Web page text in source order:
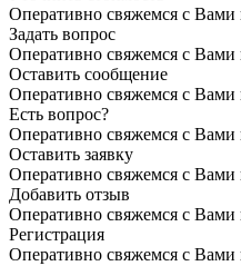
Оперативно свяжемся с Вами
Задать вопрос
Оперативно свяжемся с Вами
Оставить сообщение
Оперативно свяжемся с Вами
Есть вопрос?
Оперативно свяжемся с Вами
Оставить заявку
Оперативно свяжемся с Вами
Добавить отзыв
Оперативно свяжемся с Вами
Регистрация
Оперативно свяжемся с Вами